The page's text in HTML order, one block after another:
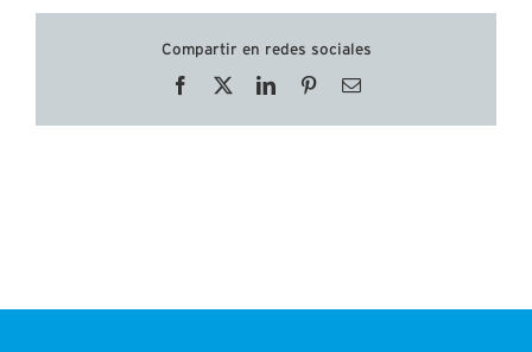
Compartir en redes sociales
Facebook LinkedInPinterestCorreo